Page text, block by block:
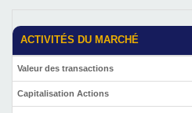
ACTIVITÉS DU MARCHÉ
Valeur des transactions
Capitalisation Actions